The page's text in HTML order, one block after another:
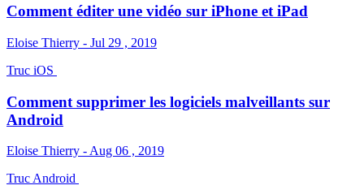
Comment éditer une vidéo sur iPhone et iPad
Eloise Thierry - Jul 29 , 2019
Truc iOS
Comment supprimer les logiciels malveillants sur
Android
Eloise Thierry - Aug 06 , 2019
Truc Android